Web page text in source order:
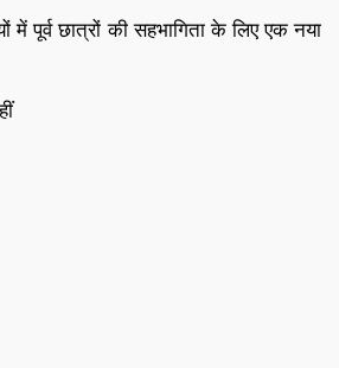
में पूर्व छात्रों की सहभागिता के लिए एक नया